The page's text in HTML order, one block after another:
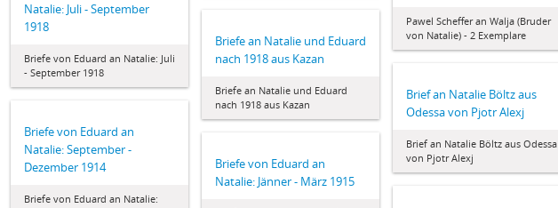
Pawel Scheffer an Walja (Bruder
von Natalie) - 2 Exemplare
Natalie: Juli - September
1918
Briefe von Eduard an Natalie: Juli
- September 1918
Briefe an Natalie und Eduard
nach 1918 aus Kazan
Briefe an Natalie und Eduard
nach 1918 aus Kazan
Brief an Natalie Böltz aus
Odessa von Pjotr Alexj
Brief an Natalie Böltz aus Odessa
von Pjotr Alexj
Briefe von Eduard an
Natalie: September -
Dezember 1914
Briefe von Eduard an Natalie:
Briefe von Eduard an
Natalie: Jänner - März 1915